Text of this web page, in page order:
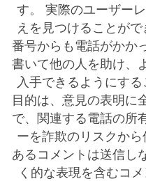
す。 実際のユーザー
えを見つけることが
番号からも電話がかか
書いて他の人を助け、
入手できるようにす
目的は、意見の表明に
で、関連する電話の所
ーを詐欺のリスクか
あるコメントは送信し
く的な表現を含むコ